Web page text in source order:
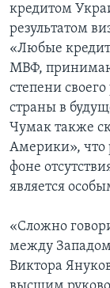
кредитом
результатом
«Любые
МВФ,
степени
страны в
Чумак также
Америки», что
фоне
является
«Сложно
между Западом
Виктора